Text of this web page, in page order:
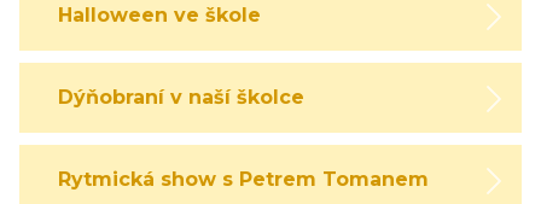
Halloween ve škole
Dýňobraní v naší školce
Rytmická show s Petrem Tomanem